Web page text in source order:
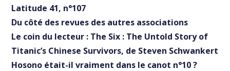
Latitude 41, n°107
Du côté des revues des autres associations
Le coin du lecteur : The Six : The Untold Story of
Titanic’s Chinese Survivors, de Steven Schwankert
Hosono était-il vraiment dans le canot n°10 ?